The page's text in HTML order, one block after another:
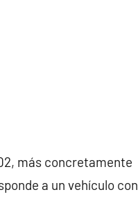
más concretamente
a un vehículo con